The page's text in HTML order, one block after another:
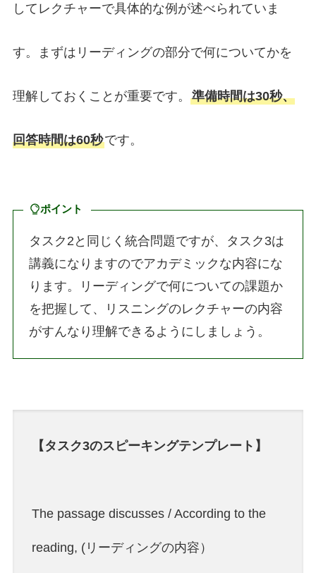
してレクチャーで具体的な例が述べられていま
す。まずはリーディングの部分で何についてかを
理解しておくことが重要です。 準備時間は30秒、
回答時間は60秒です。
ポイント
タスク2と同じく統合問題ですが、タスク3は
講義になりますのでアカデミックな内容にな
ります。リーディングで何についての課題か
を把握して、リスニングのレクチャーの内容
がすんなり理解できるようにしましょう。
【タスク3のスピーキングテンプレート】
The passage discusses / According to the
reading, (リーディングの内容）